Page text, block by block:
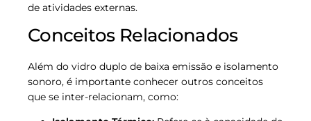
de atividades externas.
Conceitos Relacionados
Além do vidro duplo de baixa emissão e isolamento
sonoro, é importante conhecer outros conceitos
que se inter-relacionam, como: